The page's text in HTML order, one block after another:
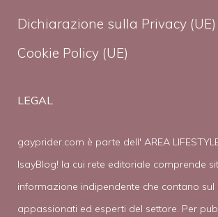
Dichiarazione sulla Privacy (UE)
Cookie Policy (UE)
LEGAL
gayprider.com è parte dell' AREA
IsayBlog! la cui rete editoriale comprende
informazione indipendente che contano sul
appassionati ed esperti del settore. Per